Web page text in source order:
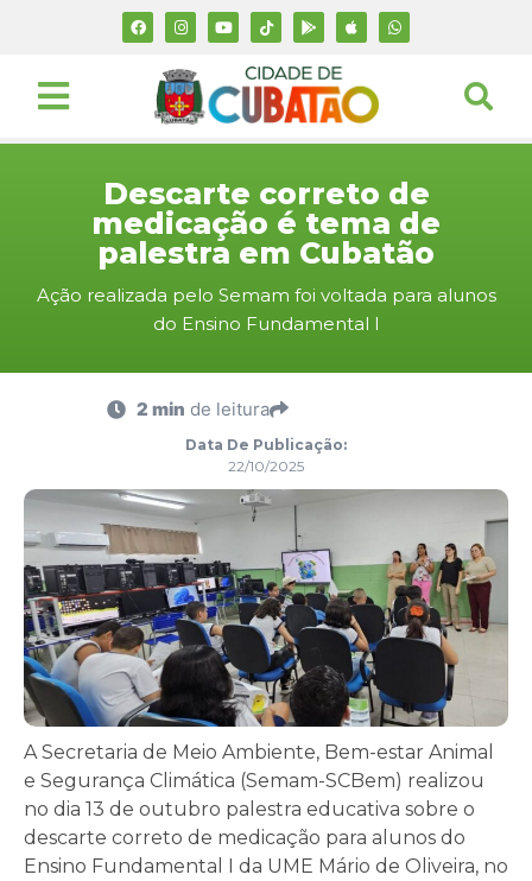
Descarte correto de
medicação é tema de
palestra em Cubatão
Ação realizada pelo Semam foi voltada para alunos
do Ensino Fundamental I
2 min de leitura
Data De Publicação:
22/10/2025
A Secretaria de Meio Ambiente, Bem-estar Animal
e Segurança Climática (Semam-SCBem) realizou
no dia 13 de outubro palestra educativa sobre o
descarte correto de medicação para alunos do
Ensino Fundamental I da UME Mário de Oliveira, no